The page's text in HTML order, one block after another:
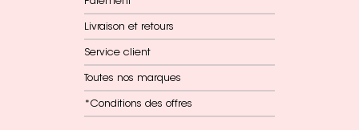
Livraison et retours
Service client
Toutes nos marques
*Conditions des offres